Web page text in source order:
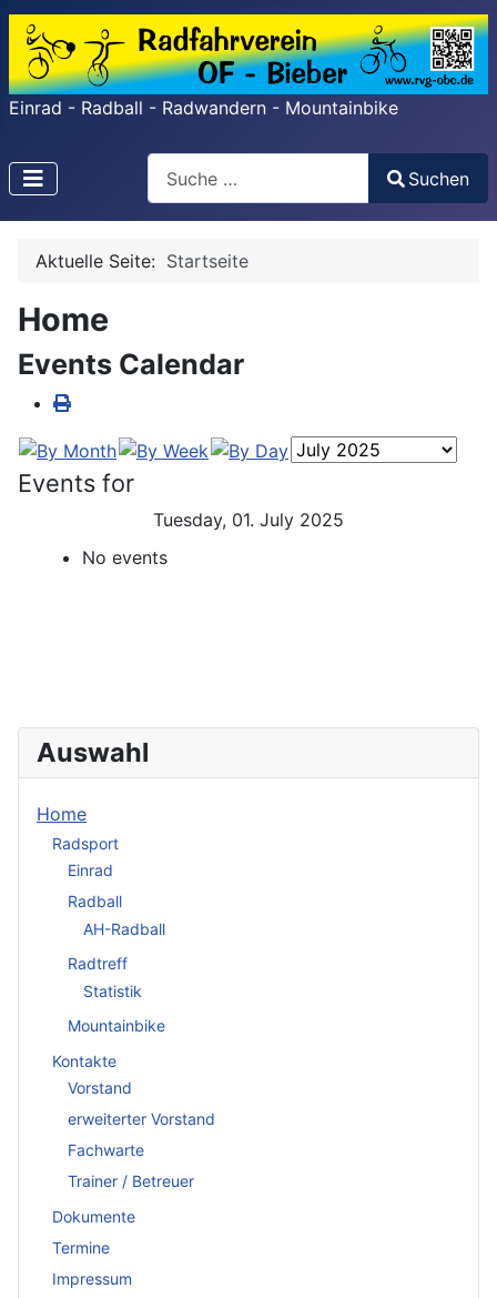
Einrad - Radball - Radwandern - Mountainbike
Search
Type 2 or more characters for results.
Suchen
Aktuelle Seite: Startseite
Home
Events Calendar
Events for
Tuesday, 01. July 2025
No events
Auswahl
Home
Radsport
Einrad
Radball
AH-Radball
Radtreff
Statistik
Mountainbike
Kontakte
Vorstand
erweiterter Vorstand
Fachwarte
Trainer / Betreuer
Dokumente
Termine
Impressum